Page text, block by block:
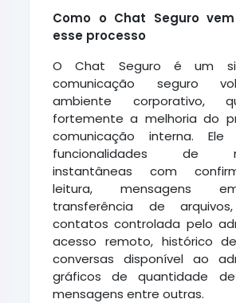
Como o Chat Seguro
esse processo
O Chat Seguro é um
comunicação seguro
ambiente corporativo,
fortemente a melhoria do
comunicação interna.
funcionalidades de
instantâneas com
leitura, mensagens
transferência de
contatos controlada pelo
acesso remoto, histórico
conversas disponível ao
gráficos de quantidade
mensagens entre outras.